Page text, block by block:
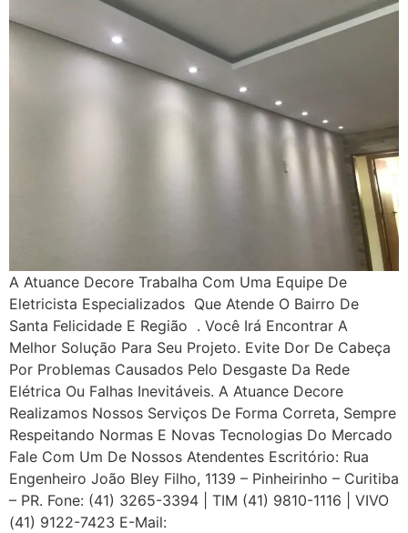
A Atuance Decore Trabalha Com Uma Equipe De
Eletricista Especializados Que Atende O Bairro De
Santa Felicidade E Região . Você Irá Encontrar A
Melhor Solução Para Seu Projeto. Evite Dor De Cabeça
Por Problemas Causados Pelo Desgaste Da Rede
Elétrica Ou Falhas Inevitáveis. A Atuance Decore
Realizamos Nossos Serviços De Forma Correta, Sempre
Respeitando Normas E Novas Tecnologias Do Mercado
Fale Com Um De Nossos Atendentes Escritório: Rua
Engenheiro João Bley Filho, 1139 – Pinheirinho – Curitiba
– PR. Fone: (41) 3265-3394 | TIM (41) 9810-1116 | VIVO
(41) 9122-7423 E-Mail: